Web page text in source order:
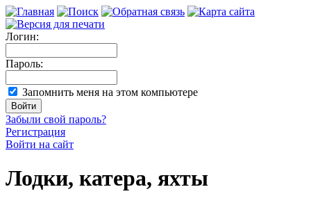
Логин:
Пароль:
Запомнить меня на этом компьютере
Забыли свой пароль?
Регистрация
Войти на сайт
Лодки, катера, яхты